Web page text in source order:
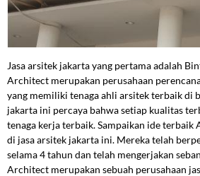
Jasa arsitek jakarta yang pertama adalah
Architect merupakan perusahaan
yang memiliki tenaga ahli arsitek terbaik di
jakarta ini percaya bahwa setiap kualitas
tenaga kerja terbaik. Sampaikan ide terbaik
di jasa arsitek jakarta ini. Mereka telah
selama 4 tahun dan telah mengerjakan
Architect merupakan sebuah perusahaan